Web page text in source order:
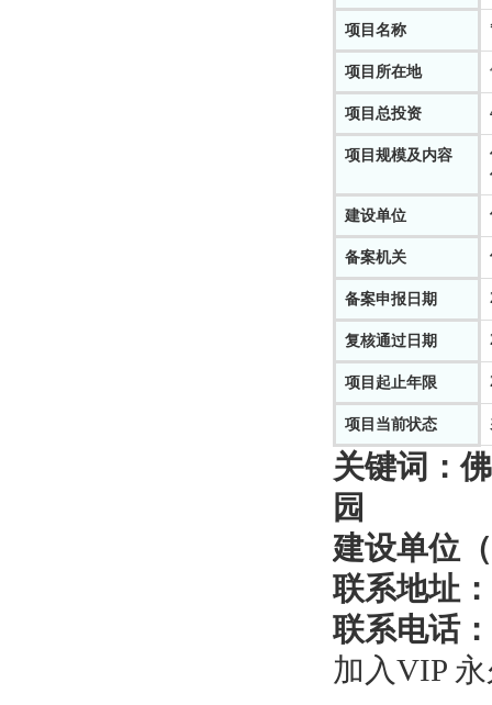
项目名称
项目所在地
项目总投资
项目规模及内容
建设单位
备案机关
备案申报日期
复核通过日期
项目起止年限
项目当前状态
关键词：
园
建设单位
联系地址：
联系电话：
加入VIP